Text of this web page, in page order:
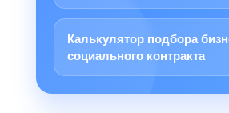
Калькулятор подбора
социального контракта